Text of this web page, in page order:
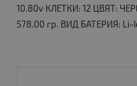
10.80v КЛЕТКИ: 12 ЦВЯТ:
578.00 гр. ВИД БАТЕРИЯ: Li-